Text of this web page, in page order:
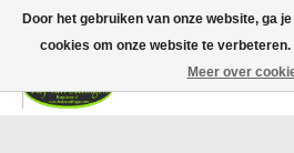
Wij zijn gesloten van 24 december tot en met
dat de levertijd van uw bestelling in deze
gebruikelijk.
Door het gebruiken van onze website, ga
cookies om onze website te verbeteren.
Meer over